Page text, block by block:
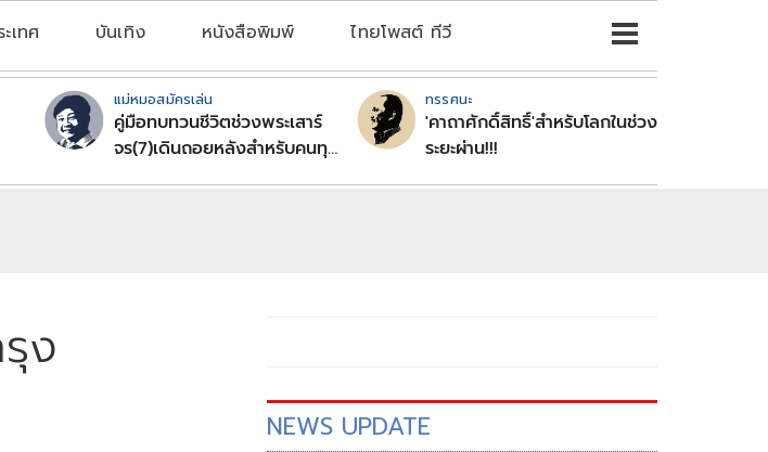
เทศ บันเทิง หนังสือพิมพ์ ไทยโพสต์ ทีวี
แม่หมอสมัครเล่น
คู่มือทบทวนชีวิตช่วงพระเสาร์
จร(7)เดินถอยหลังสำหรับคนทุก
ทรรศนะ
'คาถาศักดิ์สิทธิ์'สำหรับโลกในช่วง
ระยะผ่าน!!!
ง
NEWS UPDATE